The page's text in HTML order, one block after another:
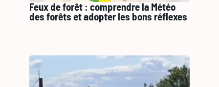
Feux de forêt : comprendre la Météo
des forêts et adopter les bons réflexes